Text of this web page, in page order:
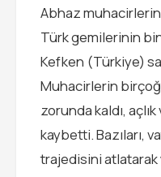
Abhaz muhacirlerin
Türk gemilerinin
Kefken (Türkiye)
Muhacirlerin
zorunda kaldı,
kaybetti. Bazıları,
trajedisini atlatarak